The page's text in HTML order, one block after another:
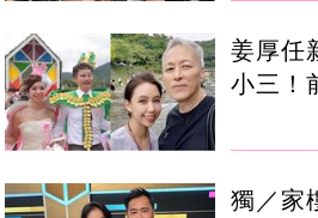
姜厚任
小三！
獨／家